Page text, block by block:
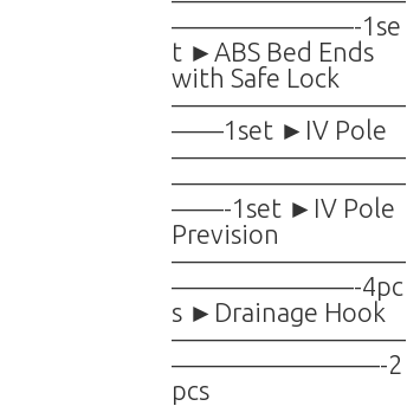
———————-1se
t ►ABS Bed Ends
with Safe Lock
—————————
——1set ►IV Pole
—————————
—————————
——-1set ►IV Pole
Prevision
—————————
———————-4pc
s ►Drainage Hook
—————————
————————-2
pcs